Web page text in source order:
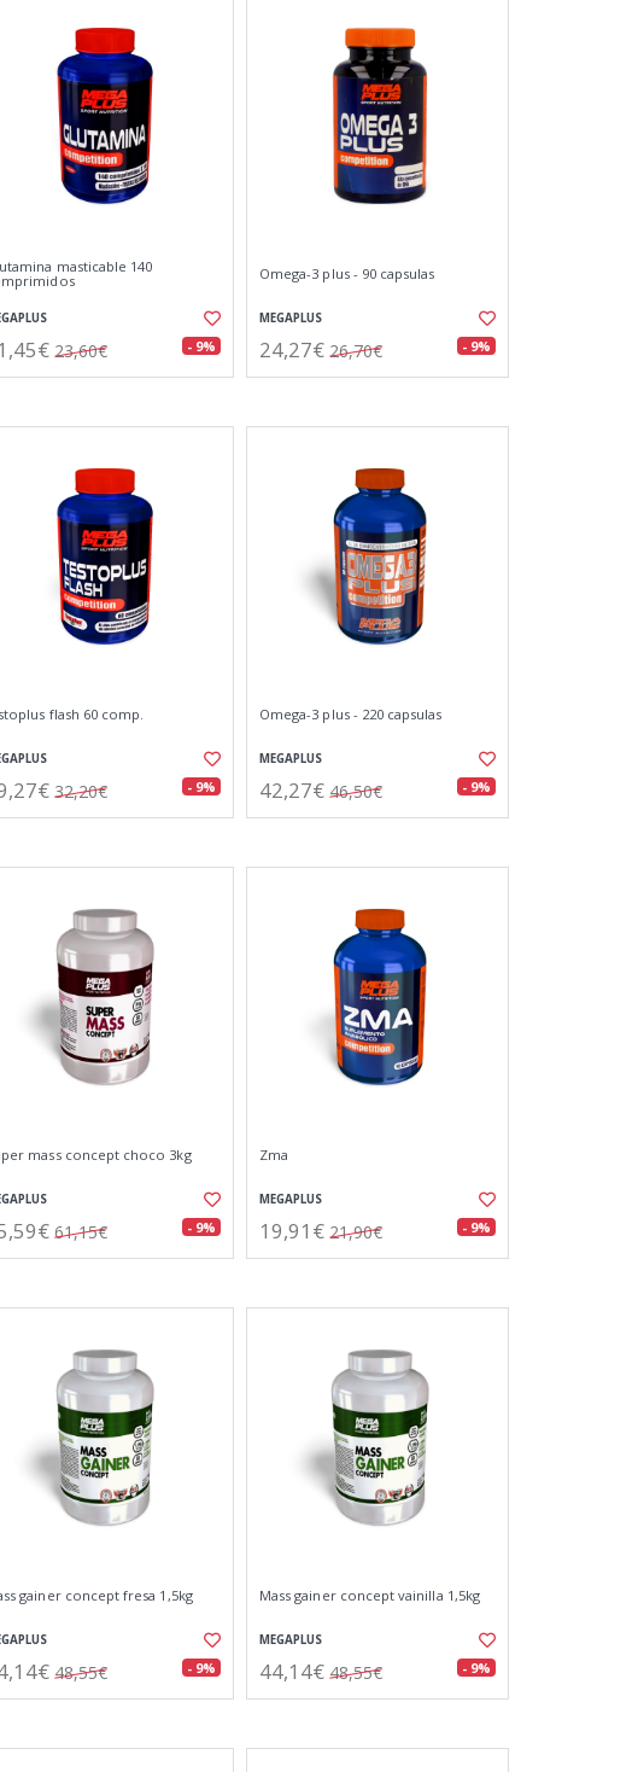
masticable 140
23,60€ - 9%
Omega-3 plus - 90 capsulas
MEGAPLUS
24,27€ 26,70€ - 9%
flash 60 comp.
32,20€ - 9%
Omega-3 plus - 220 capsulas
MEGAPLUS
42,27€ 46,50€ - 9%
mass concept choco 3kg
61,15€ - 9%
Zma
MEGAPLUS
19,91€ 21,90€ - 9%
gainer concept fresa 1,5kg
48,55€ - 9%
Mass gainer concept vainilla 1,5kg
MEGAPLUS
44,14€ 48,55€ - 9%